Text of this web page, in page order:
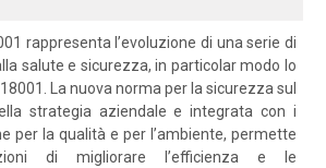
rappresenta l’evoluzione di una serie di
salute e sicurezza, in particolar modo lo
La nuova norma per la sicurezza sul
strategia aziendale e integrata con i
per la qualità e per l’ambiente, permette
di migliorare l’efficienza e le